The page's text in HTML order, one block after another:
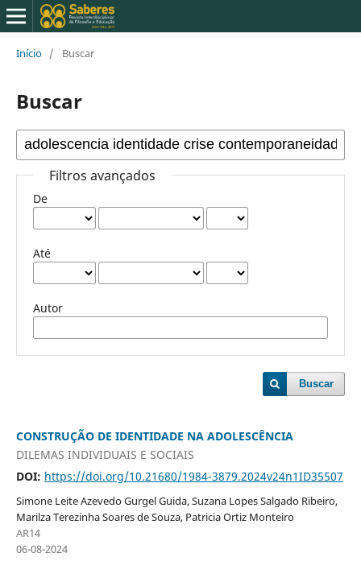
Início / Buscar
Buscar
Filtros avançados
De
Até
Autor
Buscar
CONSTRUÇÃO DE IDENTIDADE NA ADOLESCÊNCIA
DILEMAS INDIVIDUAIS E SOCIAIS
DOI: https://doi.org/10.21680/1984-3879.2024v24n1ID35507
Simone Leite Azevedo Gurgel Guida, Suzana Lopes Salgado Ribeiro,
Marilza Terezinha Soares de Souza, Patricia Ortiz Monteiro
AR14
06-08-2024